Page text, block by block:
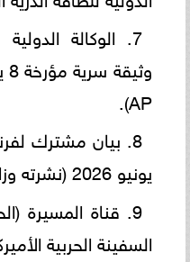
AP).
يونيو 2026 (نشرته وزارة الخارجية الفرنسية).
9. قناة المسيرة
السفينة الحربية الأميركية، 9